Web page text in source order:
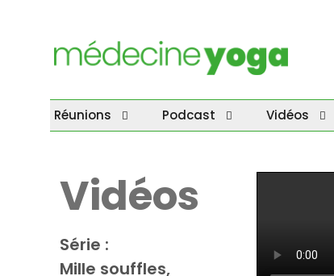
Réunions Podcast Vidéos
Vidéos
Série :
Mille souffles,